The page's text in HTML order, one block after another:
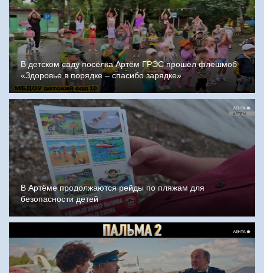
В детском саду посёлка Артём ГРЭС прошёл флешмоб
«Здоровье в порядке – спасибо зарядке»
В Артёме продолжаются рейды по пляжам для
безопасности детей